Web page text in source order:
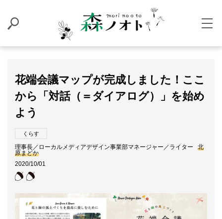
花端会議マップが完成しました！ここ
から「対話（＝ダイアログ）」を始め
よう
くらす
理事長／ローカルメディアデザイン事業部マネージャー／ライター
北
原まどか
2020/10/01